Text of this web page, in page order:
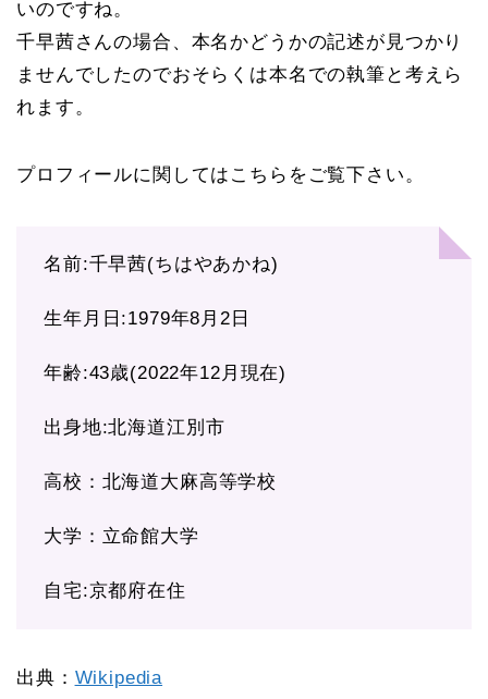
いのですね。
千早茜さんの場合、本名かどうかの記述が見つかり
ませんでしたのでおそらくは本名での執筆と考えら
れます。
プロフィールに関してはこちらをご覧下さい。
名前:千早茜(ちはやあかね)
生年月日:1979年8月2日
年齢:43歳(2022年12月現在)
出身地:北海道江別市
高校：北海道大麻高等学校
大学：立命館大学
自宅:京都府在住
出典： Wikipedia